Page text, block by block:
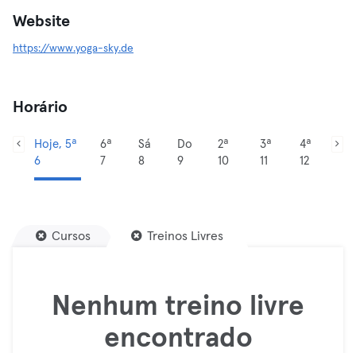
Website
https://www.yoga-sky.de
Horário
Hoje, 5ª
6
6ª
7
Sá
8
Do
9
2ª
10
3ª
11
4ª
12
Cursos Treinos Livres
Nenhum treino livre
encontrado